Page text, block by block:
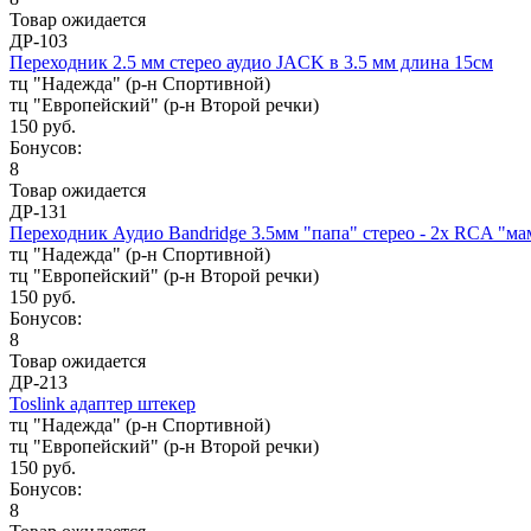
Товар ожидается
ДР-103
Переходник 2.5 мм стерео аудио JACK в 3.5 мм длина 15см
тц "Надежда" (р-н Спортивной)
тц "Европейский" (р-н Второй речки)
150 руб.
Бонусов:
8
Товар ожидается
ДР-131
Переходник Аудио Bandridge 3.5мм "папа" стерео - 2x RCA
тц "Надежда" (р-н Спортивной)
тц "Европейский" (р-н Второй речки)
150 руб.
Бонусов:
8
Товар ожидается
ДР-213
Toslink адаптер штекер
тц "Надежда" (р-н Спортивной)
тц "Европейский" (р-н Второй речки)
150 руб.
Бонусов:
8